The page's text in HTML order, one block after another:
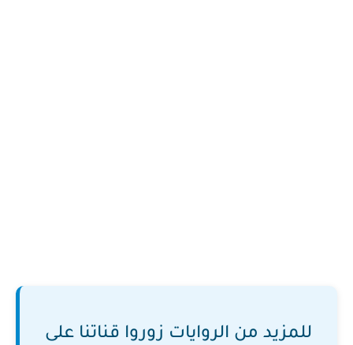
للمزيد من الروايات زوروا قناتنا على